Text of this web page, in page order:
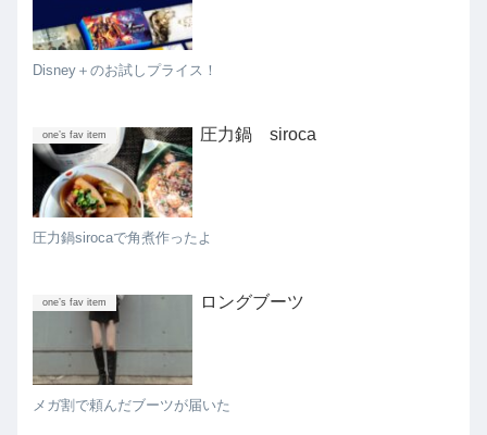
Disney＋のお試しプライス！
one’s fav item 圧力鍋 siroca
圧力鍋sirocaで角煮作ったよ
one’s fav item ロングブーツ
メガ割で頼んだブーツが届いた